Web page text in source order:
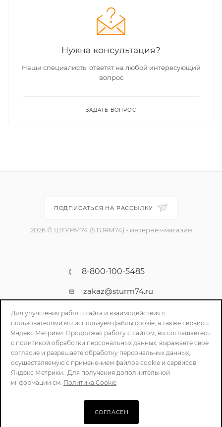
Нужна консультация?
Наши специалисты ответят на любой интересующий
вопрос
ЗАДАТЬ ВОПРОС
ПОДПИСАТЬСЯ НА РАССЫЛКУ
2026 © ШТУРМ74 (STURM74) - интернет-магазин
8-800-100-5485
zakaz@sturm74.ru
г. Челябинск, ул. Стартовая 34/1
ПОЛИТИКА КОНФИДЕНЦИАЛЬНОСТИ
Для улучшения работы сайта и взаимодействия с
пользователями мы используем файлы cookie, а также сервисы
Яндекс Метрики. Продолжая работу с сайтом, вы соглашаетесь
с политикой обработки персональных данных, выражаете свое
согласие и разрешаете обработку персональных данных,
осуществляемую с применением файлов cookie и сервисов
Яндекс Метрики.. Для получения дополнительной
информации см. Политика Cookie
СОГЛАСЕН